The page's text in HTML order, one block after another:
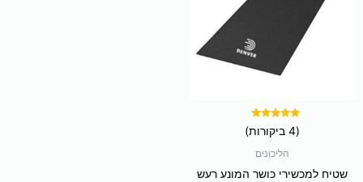
5.00
(4 ביקורות)
הליכונים
שטיח למכשירי כושר המונע רעש